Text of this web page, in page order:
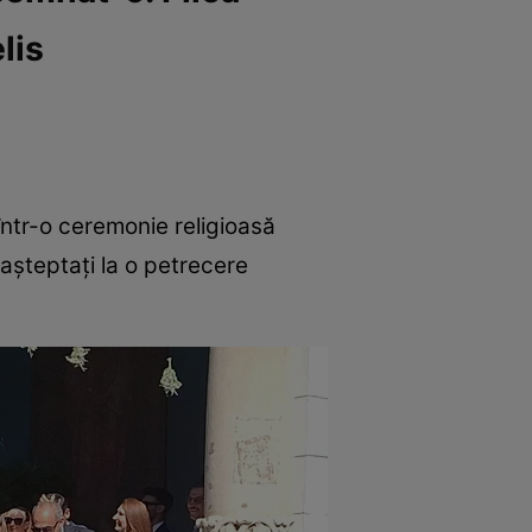
o ceremonie religioasă
la o petrecere